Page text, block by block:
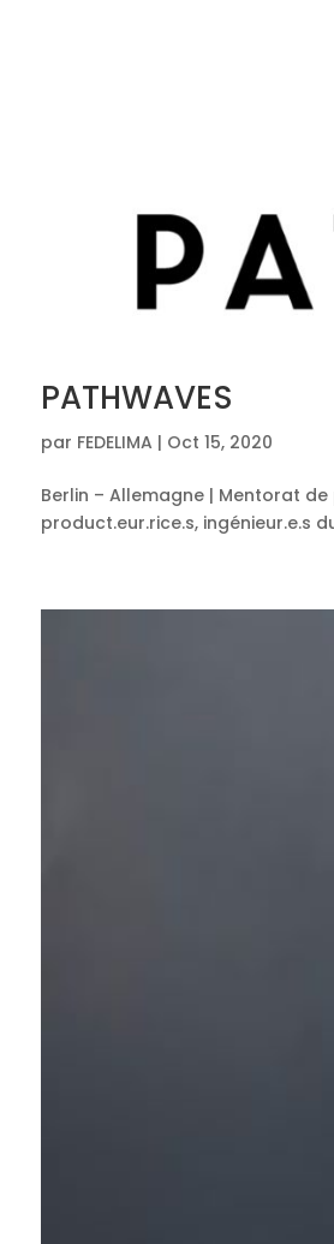
PATHWAVES
par FEDELIMA | Oct 15, 2020
Berlin – Allemagne | Mentorat
product.eur.rice.s, ingénieur.e.s